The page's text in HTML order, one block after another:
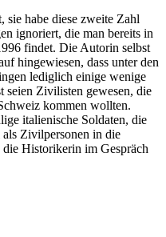
habe diese zweite Zahl
ignoriert, die man bereits in
findet. Die Autorin selbst
hingewiesen, dass unter den
lediglich einige wenige
seien Zivilisten gewesen, die
kommen wollten.
italienische Soldaten, die
Zivilpersonen in die
die Historikerin im Gespräch